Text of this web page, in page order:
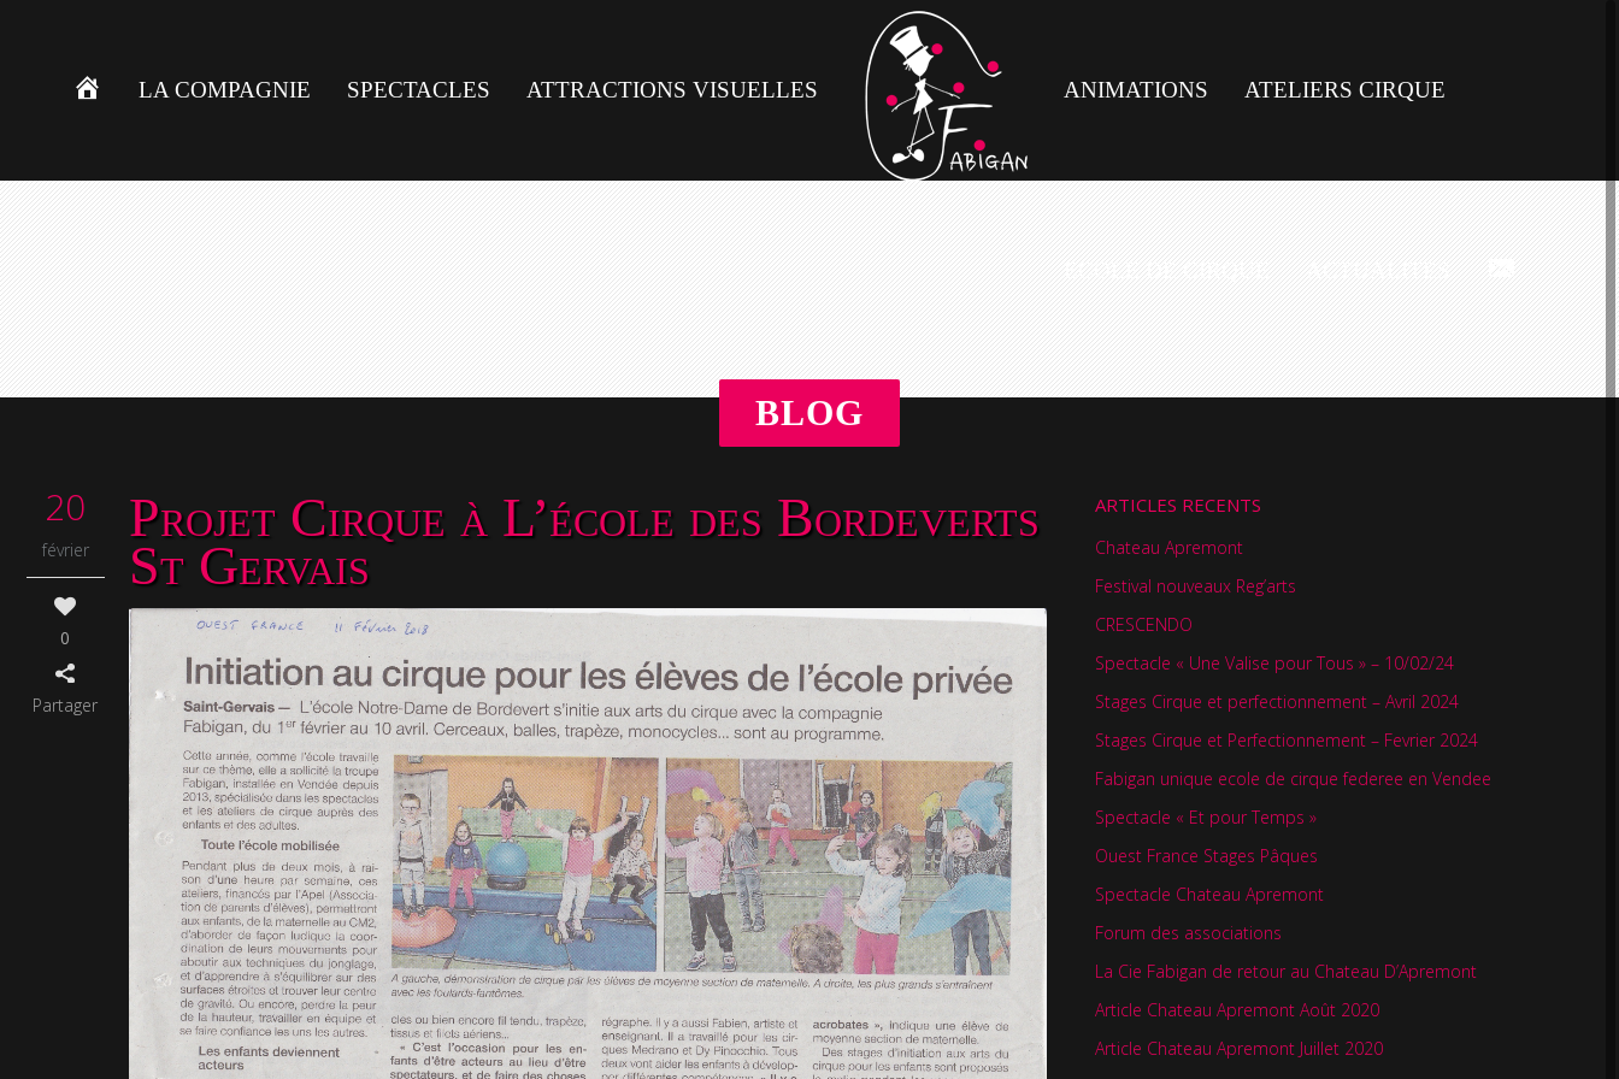
LA COMPAGNIE SPECTACLES ATTRACTIONS VISUELLES ANIMATIONS ATELIERS CIRQUE
20
février
0
Partager
Projet Cirque à L’école des Bordeverts
St Gervais
ARTICLES RECENTS
Chateau Apremont
Festival nouveaux Reg’arts
CRESCENDO
Spectacle « Une Valise pour Tous » – 10/02/24
Stages Cirque et perfectionnement – Avril 2024
Stages Cirque et Perfectionnement – Fevrier 2024
Fabigan unique ecole de cirque federee en Vendee
Spectacle « Et pour Temps »
Ouest France Stages Pâques
Spectacle Chateau Apremont
Forum des associations
La Cie Fabigan de retour au Chateau D’Apremont
Article Chateau Apremont Août 2020
Article Chateau Apremont Juillet 2020